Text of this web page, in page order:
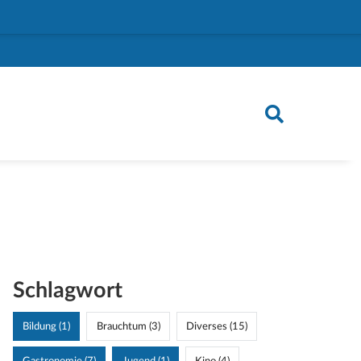
Schlagwort
Bildung (1) Brauchtum (3) Diverses (15)